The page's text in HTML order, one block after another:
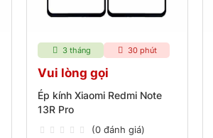
3 tháng 30 phút
Vui lòng gọi
Ép kính Xiaomi Redmi Note
13R Pro
(0 đánh giá)